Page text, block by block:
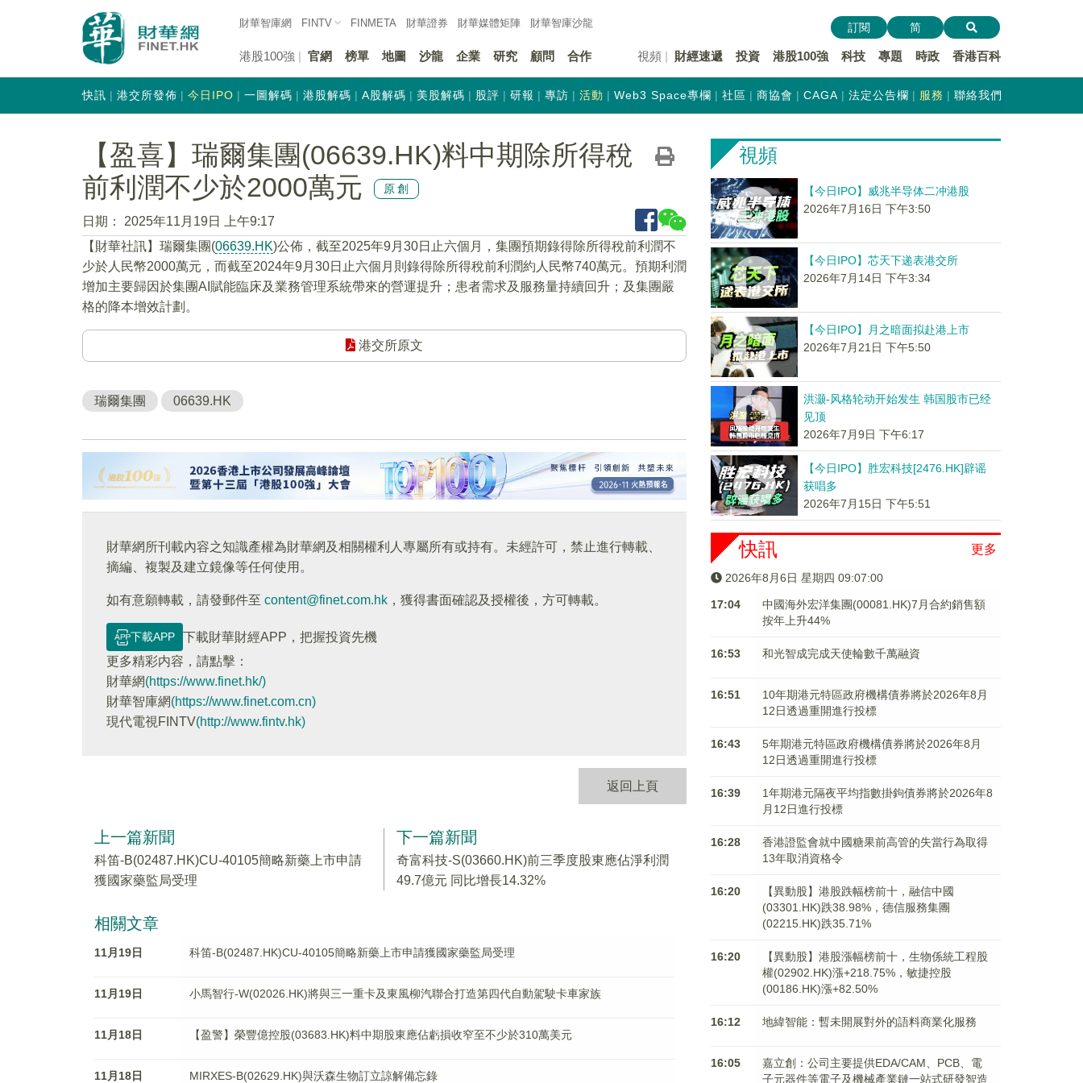
財華智庫網 FINTV FINMETA 財華證券 財華媒體矩陣 財華智庫沙龍
港股100強 官網 榜單 地圖 沙龍 企業 研究 顧問 合作 視頻 財經速遞 投資 港股100強 科技 專題 時政 香港百科
訂閱 简
快訊 港交所發佈 今日IPO 一圖解碼 港股解碼 A股解碼 美股解碼 股評 研報 專訪 活動 Web3 Space專欄 社區 商協會 CAGA 法定公告欄 服務 聯絡我們
【盈喜】瑞爾集團(06639.HK)料中期除所得稅
前利潤不少於2000萬元
原創
日期：
2025年11月19日 上午9:17
【財華社訊】瑞爾集團(06639.HK)公佈，截至2025年9月30日止六個月，集團預期錄得除所得稅前利潤不
少於人民幣2000萬元，而截至2024年9月30日止六個月則錄得除所得稅前利潤約人民幣740萬元。預期利潤
增加主要歸因於集團AI賦能臨床及業務管理系統帶來的營運提升；患者需求及服務量持續回升；及集團嚴
格的降本增效計劃。
港交所原文
瑞爾集團 06639.HK
財華網所刊載內容之知識產權為財華網及相關權利人專屬所有或持有。未經許可，禁止進行轉載、
摘編、複製及建立鏡像等任何使用。
如有意願轉載，請發郵件至 content@finet.com.hk ，獲得書面確認及授權後，方可轉載。
下載APP
下載財華財經APP，把握投資先機
更多精彩内容，請點擊：
財華網(https://www.finet.hk/)
財華智庫網(https://www.finet.com.cn)
現代電視FINTV(http://www.fintv.hk)
返回上頁
上一篇新聞
科笛-B(02487.HK)CU-40105簡略新藥上市申請
獲國家藥監局受理
下一篇新聞
奇富科技-S(03660.HK)前三季度股東應佔淨利潤
49.7億元 同比增長14.32%
相關文章
11月19日 科笛-B(02487.HK)CU-40105簡略新藥上市申請獲國家藥監局受理
11月19日 小馬智行-W(02026.HK)將與三一重卡及東風柳汽聯合打造第四代自動駕駛卡車家族
11月18日 【盈警】榮豐億控股(03683.HK)料中期股東應佔虧損收窄至不少於310萬美元
11月18日 MIRXES-B(02629.HK)與沃森生物訂立諒解備忘錄
視頻
【今日IPO】威兆半导体二冲港股
2026年7月16日 下午3:50
【今日IPO】芯天下递表港交所
2026年7月14日 下午3:34
【今日IPO】月之暗面拟赴港上市
2026年7月21日 下午5:50
洪灏-风格轮动开始发生 韩国股市已经
见顶
2026年7月9日 下午6:17
【今日IPO】胜宏科技[2476.HK]辟谣
获唱多
2026年7月15日 下午5:51
更多
快訊
2026年8月6日 星期四 09:07:00
17:04
中國海外宏洋集團(00081.HK)7月合約銷售額
按年上升44%
16:53 和光智成完成天使輪數千萬融資
16:51
10年期港元特區政府機構債券將於2026年8月
12日透過重開進行投標
16:43
5年期港元特區政府機構債券將於2026年8月
12日透過重開進行投標
16:39
1年期港元隔夜平均指數掛鉤債券將於2026年8
月12日進行投標
16:28
香港證監會就中國糖果前高管的失當行為取得
13年取消資格令
16:20
【異動股】港股跌幅榜前十，融信中國
(03301.HK)跌38.98%，德信服務集團
(02215.HK)跌35.71%
16:20
【異動股】港股漲幅榜前十，生物係統工程股
權(02902.HK)漲+218.75%，敏捷控股
(00186.HK)漲+82.50%
16:12 地緯智能：暫未開展對外的語料商業化服務
16:05
嘉立創：公司主要提供EDA/CAM、PCB、電
子元器件等電子及機械產業鏈一站式研發智造